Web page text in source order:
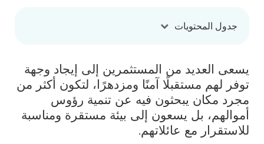
جدول المحتويات
يسعى العديد من المستثمرين إلى إيجاد وجهة
توفر لهم مستقبلًا آمنًا ومزدهرًا، لتكون أكثر من
مجرد مكان يبحثون فيه عن تنمية رؤوس
أموالهم، بل يسعون إلى بيئة مستقرة ومناسبة
للاستقرار مع عائلاتهم.